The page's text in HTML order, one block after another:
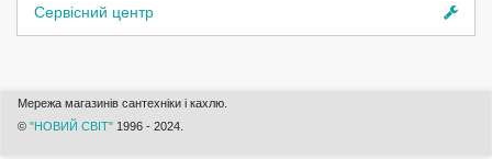
Сервісний центр
Мережа магазинів сантехніки і кахлю.
© "НОВИЙ СВІТ" 1996 - 2024.